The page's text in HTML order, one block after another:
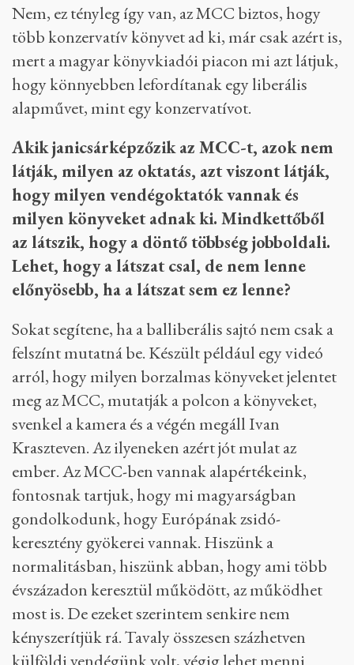
Nem, ez tényleg így van, az MCC biztos, hogy
több konzervatív könyvet ad ki, már csak azért is,
mert a magyar könyvkiadói piacon mi azt látjuk,
hogy könnyebben lefordítanak egy liberális
alapművet, mint egy konzervatívot.
Akik janicsárképzőzik az MCC-t, azok nem
látják, milyen az oktatás, azt viszont látják,
hogy milyen vendégoktatók vannak és
milyen könyveket adnak ki. Mindkettőből
az látszik, hogy a döntő többség jobboldali.
Lehet, hogy a látszat csal, de nem lenne
előnyösebb, ha a látszat sem ez lenne?
Sokat segítene, ha a balliberális sajtó nem csak a
felszínt mutatná be. Készült például egy videó
arról, hogy milyen borzalmas könyveket jelentet
meg az MCC, mutatják a polcon a könyveket,
svenkel a kamera és a végén megáll Ivan
Kraszteven. Az ilyeneken azért jót mulat az
ember. Az MCC-ben vannak alapértékeink,
fontosnak tartjuk, hogy mi magyarságban
gondolkodunk, hogy Európának zsidó-
keresztény gyökerei vannak. Hiszünk a
normalitásban, hiszünk abban, hogy ami több
évszázadon keresztül működött, az működhet
most is. De ezeket szerintem senkire nem
kényszerítjük rá. Tavaly összesen százhetven
külföldi vendégünk volt, végig lehet menni